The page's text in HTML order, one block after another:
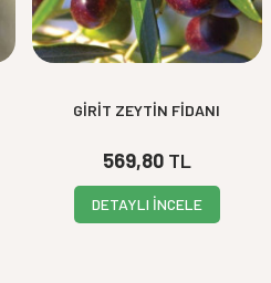
GİRİT ZEYTİN FİDANI
569,80TL
DETAYLI İNCELE